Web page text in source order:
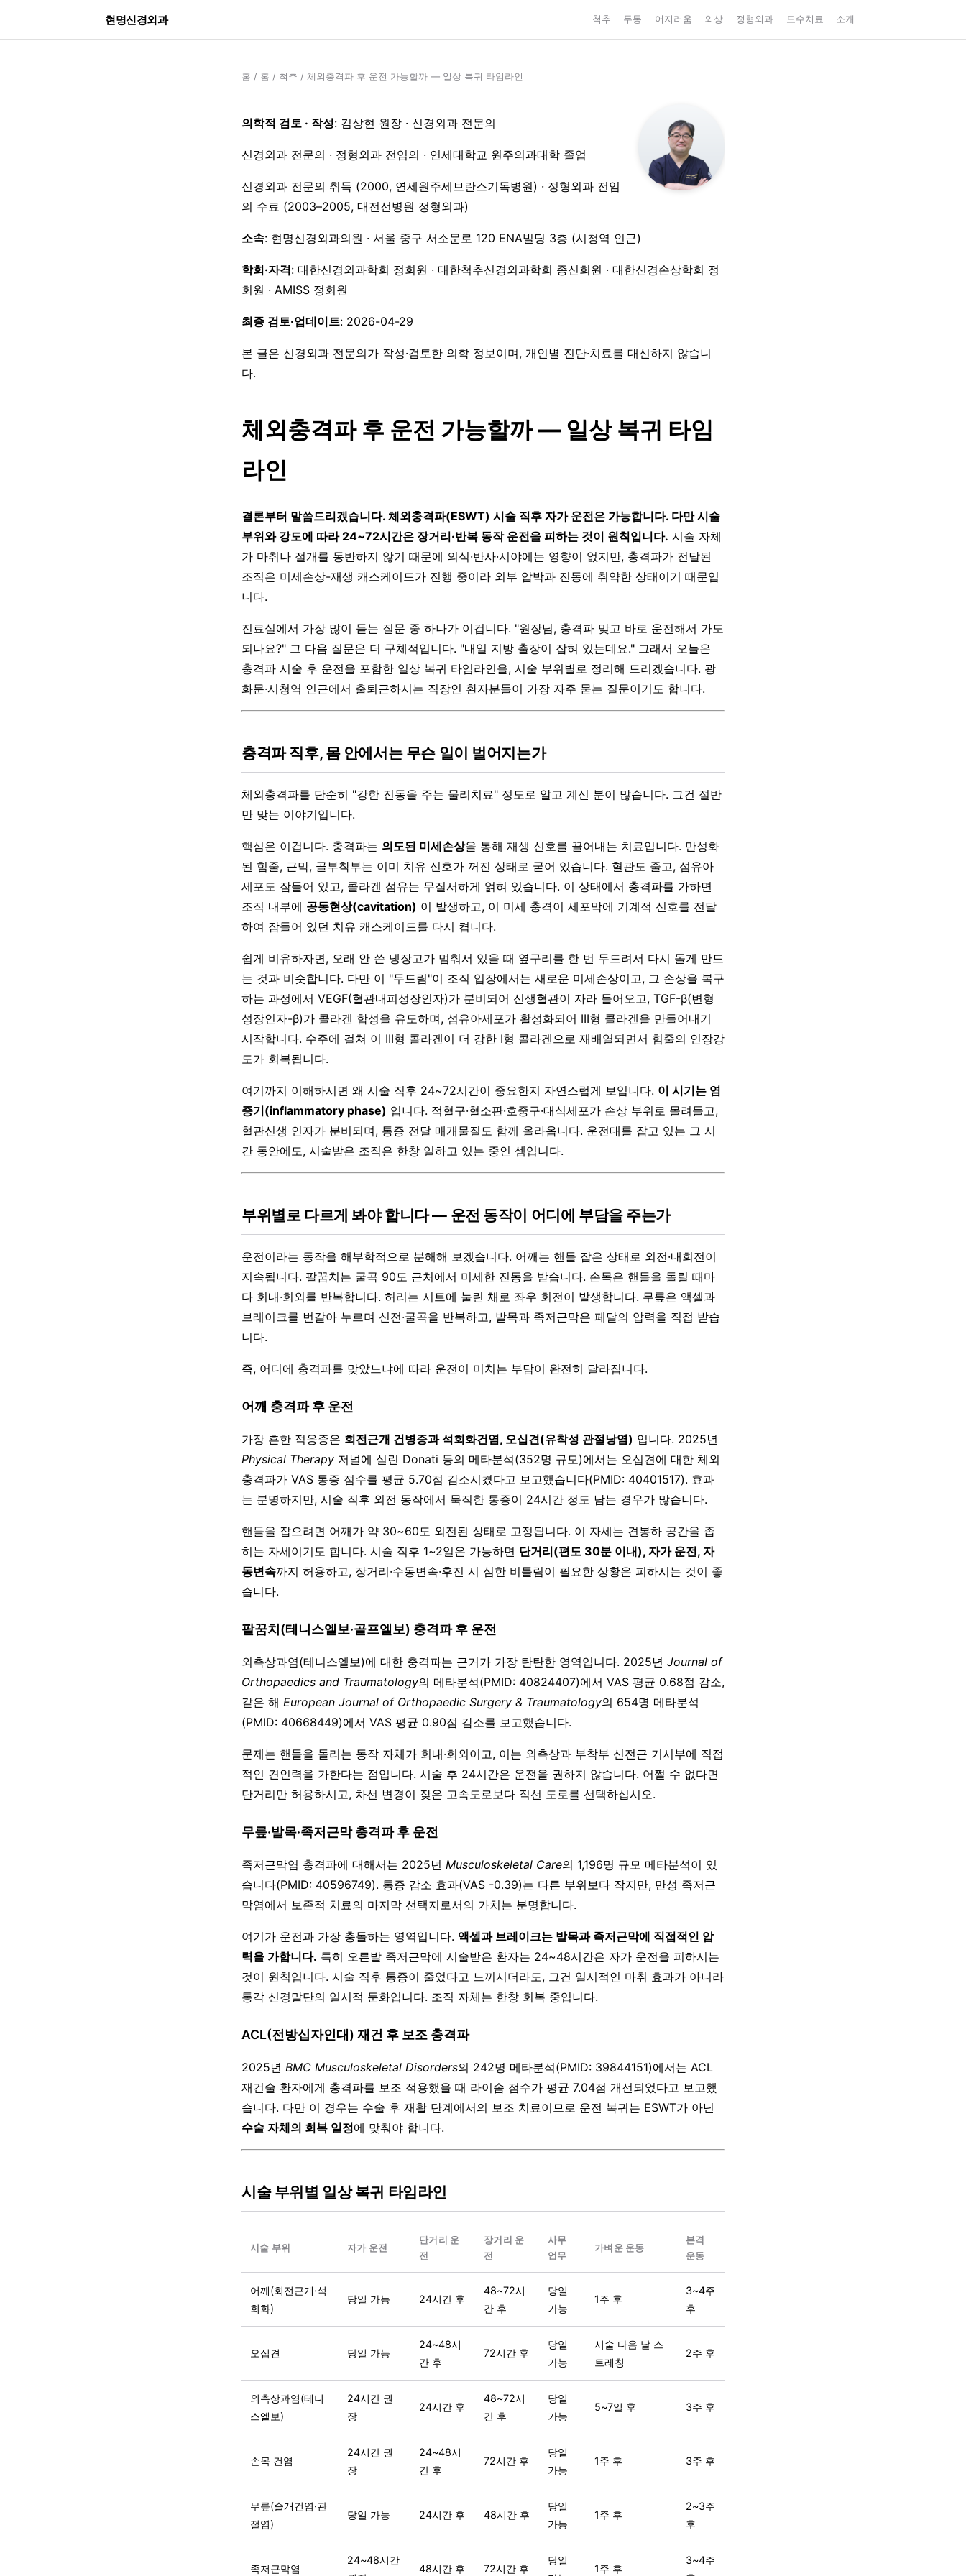
현명신경외과 척추 두통 어지러움 외상 정형외과 도수치료 소개
홈 / 홈 / 척추 / 체외충격파 후 운전 가능할까 — 일상 복귀 타임라인
의학적 검토 · 작성: 김상현 원장 · 신경외과 전문의
신경외과 전문의 · 정형외과 전임의 · 연세대학교 원주의과대학 졸업
신경외과 전문의 취득 (2000, 연세원주세브란스기독병원) · 정형외과 전임
의 수료 (2003–2005, 대전선병원 정형외과)
소속: 현명신경외과의원 · 서울 중구 서소문로 120 ENA빌딩 3층 (시청역 인근)
학회·자격: 대한신경외과학회 정회원 · 대한척추신경외과학회 종신회원 · 대한신경손상학회 정
회원 · AMISS 정회원
최종 검토·업데이트: 2026-04-29
본 글은 신경외과 전문의가 작성·검토한 의학 정보이며, 개인별 진단·치료를 대신하지 않습니
다.
체외충격파 후 운전 가능할까 — 일상 복귀 타임
라인
결론부터 말씀드리겠습니다. 체외충격파(ESWT) 시술 직후 자가 운전은 가능합니다. 다만 시술
부위와 강도에 따라 24~72시간은 장거리·반복 동작 운전을 피하는 것이 원칙입니다. 시술 자체
가 마취나 절개를 동반하지 않기 때문에 의식·반사·시야에는 영향이 없지만, 충격파가 전달된
조직은 미세손상-재생 캐스케이드가 진행 중이라 외부 압박과 진동에 취약한 상태이기 때문입
니다.
진료실에서 가장 많이 듣는 질문 중 하나가 이겁니다. "원장님, 충격파 맞고 바로 운전해서 가도
되나요?" 그 다음 질문은 더 구체적입니다. "내일 지방 출장이 잡혀 있는데요." 그래서 오늘은
충격파 시술 후 운전을 포함한 일상 복귀 타임라인을, 시술 부위별로 정리해 드리겠습니다. 광
화문·시청역 인근에서 출퇴근하시는 직장인 환자분들이 가장 자주 묻는 질문이기도 합니다.
충격파 직후, 몸 안에서는 무슨 일이 벌어지는가
체외충격파를 단순히 "강한 진동을 주는 물리치료" 정도로 알고 계신 분이 많습니다. 그건 절반
만 맞는 이야기입니다.
핵심은 이겁니다. 충격파는 의도된 미세손상을 통해 재생 신호를 끌어내는 치료입니다. 만성화
된 힘줄, 근막, 골부착부는 이미 치유 신호가 꺼진 상태로 굳어 있습니다. 혈관도 줄고, 섬유아
세포도 잠들어 있고, 콜라겐 섬유는 무질서하게 얽혀 있습니다. 이 상태에서 충격파를 가하면
조직 내부에 공동현상(cavitation) 이 발생하고, 이 미세 충격이 세포막에 기계적 신호를 전달
하여 잠들어 있던 치유 캐스케이드를 다시 켭니다.
쉽게 비유하자면, 오래 안 쓴 냉장고가 멈춰서 있을 때 옆구리를 한 번 두드려서 다시 돌게 만드
는 것과 비슷합니다. 다만 이 "두드림"이 조직 입장에서는 새로운 미세손상이고, 그 손상을 복구
하는 과정에서 VEGF(혈관내피성장인자)가 분비되어 신생혈관이 자라 들어오고, TGF-β(변형
성장인자-β)가 콜라겐 합성을 유도하며, 섬유아세포가 활성화되어 III형 콜라겐을 만들어내기
시작합니다. 수주에 걸쳐 이 III형 콜라겐이 더 강한 I형 콜라겐으로 재배열되면서 힘줄의 인장강
도가 회복됩니다.
여기까지 이해하시면 왜 시술 직후 24~72시간이 중요한지 자연스럽게 보입니다. 이 시기는 염
증기(inflammatory phase) 입니다. 적혈구·혈소판·호중구·대식세포가 손상 부위로 몰려들고,
혈관신생 인자가 분비되며, 통증 전달 매개물질도 함께 올라옵니다. 운전대를 잡고 있는 그 시
간 동안에도, 시술받은 조직은 한창 일하고 있는 중인 셈입니다.
부위별로 다르게 봐야 합니다 — 운전 동작이 어디에 부담을 주는가
운전이라는 동작을 해부학적으로 분해해 보겠습니다. 어깨는 핸들 잡은 상태로 외전·내회전이
지속됩니다. 팔꿈치는 굴곡 90도 근처에서 미세한 진동을 받습니다. 손목은 핸들을 돌릴 때마
다 회내·회외를 반복합니다. 허리는 시트에 눌린 채로 좌우 회전이 발생합니다. 무릎은 액셀과
브레이크를 번갈아 누르며 신전·굴곡을 반복하고, 발목과 족저근막은 페달의 압력을 직접 받습
니다.
즉, 어디에 충격파를 맞았느냐에 따라 운전이 미치는 부담이 완전히 달라집니다.
어깨 충격파 후 운전
가장 흔한 적응증은 회전근개 건병증과 석회화건염, 오십견(유착성 관절낭염) 입니다. 2025년
Physical Therapy 저널에 실린 Donati 등의 메타분석(352명 규모)에서는 오십견에 대한 체외
충격파가 VAS 통증 점수를 평균 5.70점 감소시켰다고 보고했습니다(PMID: 40401517). 효과
는 분명하지만, 시술 직후 외전 동작에서 묵직한 통증이 24시간 정도 남는 경우가 많습니다.
핸들을 잡으려면 어깨가 약 30~60도 외전된 상태로 고정됩니다. 이 자세는 견봉하 공간을 좁
히는 자세이기도 합니다. 시술 직후 1~2일은 가능하면 단거리(편도 30분 이내), 자가 운전, 자
동변속까지 허용하고, 장거리·수동변속·후진 시 심한 비틀림이 필요한 상황은 피하시는 것이 좋
습니다.
팔꿈치(테니스엘보·골프엘보) 충격파 후 운전
외측상과염(테니스엘보)에 대한 충격파는 근거가 가장 탄탄한 영역입니다. 2025년 Journal of
Orthopaedics and Traumatology의 메타분석(PMID: 40824407)에서 VAS 평균 0.68점 감소,
같은 해 European Journal of Orthopaedic Surgery & Traumatology의 654명 메타분석
(PMID: 40668449)에서 VAS 평균 0.90점 감소를 보고했습니다.
문제는 핸들을 돌리는 동작 자체가 회내·회외이고, 이는 외측상과 부착부 신전근 기시부에 직접
적인 견인력을 가한다는 점입니다. 시술 후 24시간은 운전을 권하지 않습니다. 어쩔 수 없다면
단거리만 허용하시고, 차선 변경이 잦은 고속도로보다 직선 도로를 선택하십시오.
무릎·발목·족저근막 충격파 후 운전
족저근막염 충격파에 대해서는 2025년 Musculoskeletal Care의 1,196명 규모 메타분석이 있
습니다(PMID: 40596749). 통증 감소 효과(VAS -0.39)는 다른 부위보다 작지만, 만성 족저근
막염에서 보존적 치료의 마지막 선택지로서의 가치는 분명합니다.
여기가 운전과 가장 충돌하는 영역입니다. 액셀과 브레이크는 발목과 족저근막에 직접적인 압
력을 가합니다. 특히 오른발 족저근막에 시술받은 환자는 24~48시간은 자가 운전을 피하시는
것이 원칙입니다. 시술 직후 통증이 줄었다고 느끼시더라도, 그건 일시적인 마취 효과가 아니라
통각 신경말단의 일시적 둔화입니다. 조직 자체는 한창 회복 중입니다.
ACL(전방십자인대) 재건 후 보조 충격파
2025년 BMC Musculoskeletal Disorders의 242명 메타분석(PMID: 39844151)에서는 ACL
재건술 환자에게 충격파를 보조 적용했을 때 라이솜 점수가 평균 7.04점 개선되었다고 보고했
습니다. 다만 이 경우는 수술 후 재활 단계에서의 보조 치료이므로 운전 복귀는 ESWT가 아닌
수술 자체의 회복 일정에 맞춰야 합니다.
시술 부위별 일상 복귀 타임라인
시술 부위 자가 운전
단거리 운
전
장거리 운
전
사무
업무
가벼운 운동
본격
운동
어깨(회전근개·석
회화)
당일 가능 24시간 후
48~72시
간 후
당일
가능
1주 후
3~4주
후
오십견 당일 가능
24~48시
간 후
72시간 후
당일
가능
시술 다음 날 스
트레칭
2주 후
외측상과염(테니
스엘보)
24시간 권
장
24시간 후
48~72시
간 후
당일
가능
5~7일 후 3주 후
손목 건염
24시간 권
장
24~48시
간 후
72시간 후
당일
가능
1주 후 3주 후
무릎(슬개건염·관
절염)
당일 가능 24시간 후 48시간 후
당일
가능
1주 후
2~3주
후
족저근막염
24~48시간
48시간 후 72시간 후
당일
1주 후
3~4주